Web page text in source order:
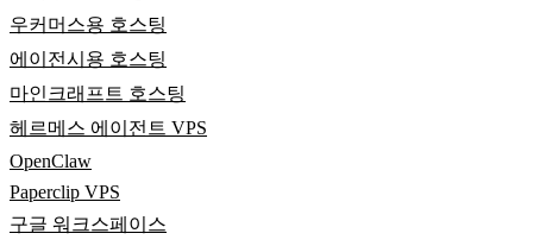
우커머스용 호스팅
에이전시용 호스팅
마인크래프트 호스팅
헤르메스 에이전트 VPS
OpenClaw
Paperclip VPS
구글 워크스페이스